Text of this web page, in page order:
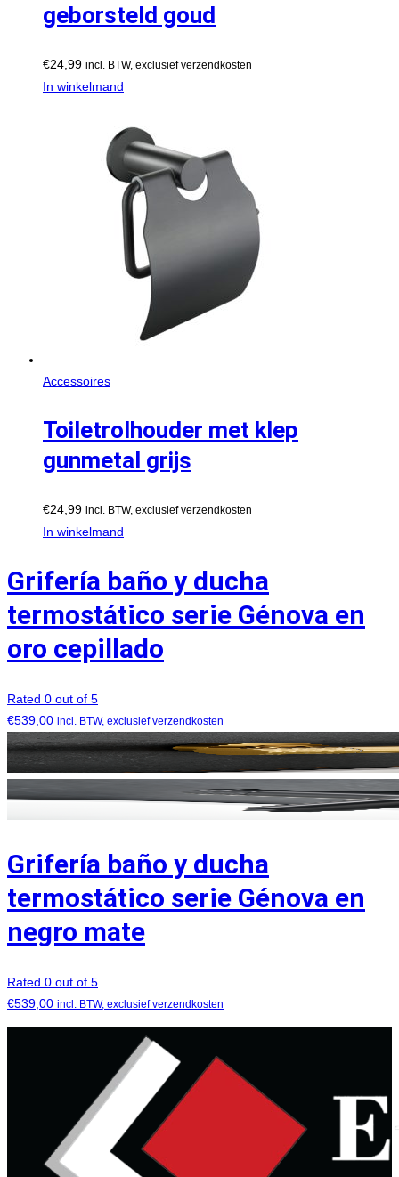
geborsteld goud
€24,99 incl. BTW, exclusief verzendkosten
In winkelmand
Accessoires
Toiletrolhouder met klep
gunmetal grijs
€24,99 incl. BTW, exclusief verzendkosten
In winkelmand
Grifería baño y ducha
termostático serie Génova en
oro cepillado
Rated 0 out of 5
€539,00 incl. BTW, exclusief verzendkosten
Grifería baño y ducha
termostático serie Génova en
negro mate
Rated 0 out of 5
€539,00 incl. BTW, exclusief verzendkosten